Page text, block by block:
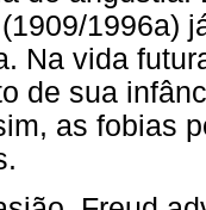
1996a)
Na vida
de sua
as fobias